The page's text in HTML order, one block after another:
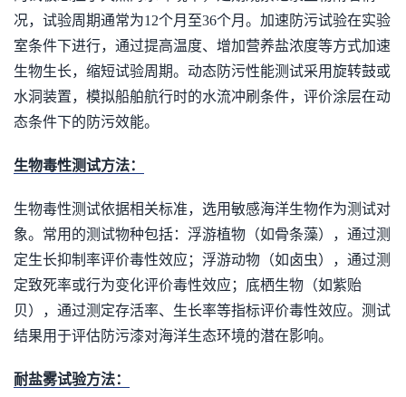
况，试验周期通常为12个月至36个月。加速防污试验在实验
室条件下进行，通过提高温度、增加营养盐浓度等方式加速
生物生长，缩短试验周期。动态防污性能测试采用旋转鼓或
水洞装置，模拟船舶航行时的水流冲刷条件，评价涂层在动
态条件下的防污效能。
生物毒性测试方法：
生物毒性测试依据相关标准，选用敏感海洋生物作为测试对
象。常用的测试物种包括：浮游植物（如骨条藻），通过测
定生长抑制率评价毒性效应；浮游动物（如卤虫），通过测
定致死率或行为变化评价毒性效应；底栖生物（如紫贻
贝），通过测定存活率、生长率等指标评价毒性效应。测试
结果用于评估防污漆对海洋生态环境的潜在影响。
耐盐雾试验方法：